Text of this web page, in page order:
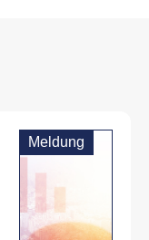
Meldung